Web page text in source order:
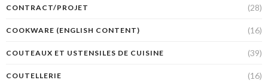
CONTRACT/PROJET (28)
COOKWARE (ENGLISH CONTENT) (16)
COUTEAUX ET USTENSILES DE CUISINE (39)
COUTELLERIE (16)